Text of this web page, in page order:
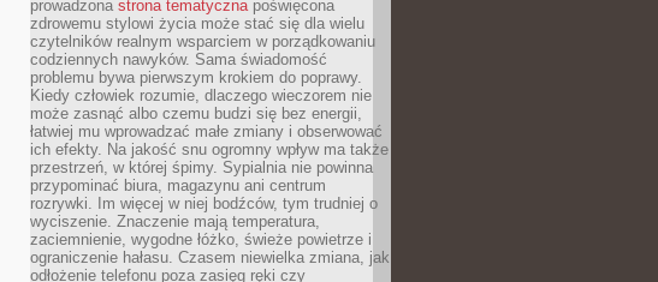
prowadzona strona tematycznapoświęcona
zdrowemu stylowi życia może stać się dla wielu
czytelników realnym wsparciem w porządkowaniu
codziennych nawyków. Sama świadomość
problemu bywa pierwszym krokiem do poprawy.
Kiedy człowiek rozumie, dlaczego wieczorem nie
może zasnąć albo czemu budzi się bez energii,
łatwiej mu wprowadzać małe zmiany i obserwować
ich efekty. Na jakość snu ogromny wpływ ma także
przestrzeń, w której śpimy. Sypialnia nie powinna
przypominać biura, magazynu ani centrum
rozrywki. Im więcej w niej bodźców, tym trudniej o
wyciszenie. Znaczenie mają temperatura,
zaciemnienie, wygodne łóżko, świeże powietrze i
ograniczenie hałasu. Czasem niewielka zmiana, jak
odłożenie telefonu poza zasięg ręki czy